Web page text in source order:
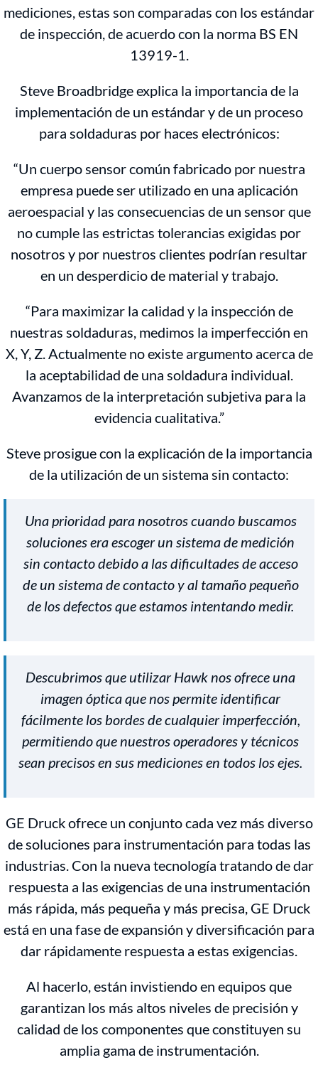
mediciones, estas son comparadas con los estándar
de inspección, de acuerdo con la norma BS EN
13919-1.
Steve Broadbridge explica la importancia de la
implementación de un estándar y de un proceso
para soldaduras por haces electrónicos:
“Un cuerpo sensor común fabricado por nuestra
empresa puede ser utilizado en una aplicación
aeroespacial y las consecuencias de un sensor que
no cumple las estrictas tolerancias exigidas por
nosotros y por nuestros clientes podrían resultar
en un desperdicio de material y trabajo.
“Para maximizar la calidad y la inspección de
nuestras soldaduras, medimos la imperfección en
X, Y, Z. Actualmente no existe argumento acerca de
la aceptabilidad de una soldadura individual.
Avanzamos de la interpretación subjetiva para la
evidencia cualitativa.”
Steve prosigue con la explicación de la importancia
de la utilización de un sistema sin contacto:
Una prioridad para nosotros cuando buscamos
soluciones era escoger un sistema de medición
sin contacto debido a las dificultades de acceso
de un sistema de contacto y al tamaño pequeño
de los defectos que estamos intentando medir.
Descubrimos que utilizar Hawk nos ofrece una
imagen óptica que nos permite identificar
fácilmente los bordes de cualquier imperfección,
permitiendo que nuestros operadores y técnicos
sean precisos en sus mediciones en todos los ejes.
GE Druck ofrece un conjunto cada vez más diverso
de soluciones para instrumentación para todas las
industrias. Con la nueva tecnología tratando de dar
respuesta a las exigencias de una instrumentación
más rápida, más pequeña y más precisa, GE Druck
está en una fase de expansión y diversificación para
dar rápidamente respuesta a estas exigencias.
Al hacerlo, están invistiendo en equipos que
garantizan los más altos niveles de precisión y
calidad de los componentes que constituyen su
amplia gama de instrumentación.